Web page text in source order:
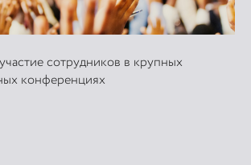
сотрудников в крупных
конференциях